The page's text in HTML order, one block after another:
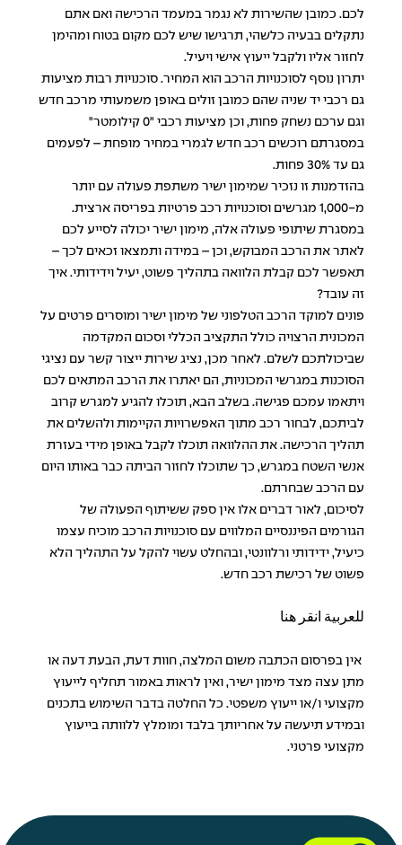
לכם. כמובן שהשירות לא נגמר במעמד הרכישה ואם אתם
נתקלים בבעיה כלשהי, תרגישו שיש לכם מקום בטוח ומהימן
לחזור אליו ולקבל ייעוץ אישי ויעיל.
יתרון נוסף לסוכנויות הרכב הוא המחיר. סוכנויות רבות מציעות
גם רכבי יד שניה שהם כמובן זולים באופן משמעותי מרכב חדש
וגם ערכם נשחק פחות, וכן מציעות רכבי "0 קילומטר"
במסגרתם רוכשים רכב חדש לגמרי במחיר מופחת – לפעמים
גם עד 30% פחות.
בהזדמנות זו נזכיר שמימון ישיר משתפת פעולה עם יותר
מ-1,000 מגרשים וסוכנויות רכב פרטיות בפריסה ארצית.
במסגרת שיתופי פעולה אלה, מימון ישיר יכולה לסייע לכם
לאתר את הרכב המבוקש, וכן – במידה ותמצאו זכאים לכך –
תאפשר לכם קבלת הלוואה בתהליך פשוט, יעיל וידידותי. איך
זה עובד?
פונים למוקד הרכב הטלפוני של מימון ישיר ומוסרים פרטים על
המכונית הרצויה כולל התקציב הכללי וסכום המקדמה
שביכולתכם לשלם. לאחר מכן, נציג שירות ייצור קשר עם נציגי
הסוכנות במגרשי המכוניות, הם יאתרו את הרכב המתאים לכם
ויתאמו עמכם פגישה. בשלב הבא, תוכלו להגיע למגרש קרוב
לביתכם, לבחור רכב מתוך האפשרויות הקיימות ולהשלים את
תהליך הרכישה. את ההלוואה תוכלו לקבל באופן מידי בעזרת
אנשי השטח במגרש, כך שתוכלו לחזור הביתה כבר באותו היום
עם הרכב שבחרתם.
לסיכום, לאור דברים אלו אין ספק ששיתוף הפעולה של
הגורמים הפיננסיים המלווים עם סוכנויות הרכב מוכיח עצמו
כיעיל, ידידותי ורלוונטי, ובהחלט עשוי להקל על התהליך הלא
פשוט של רכישת רכב חדש.
للعربية انقر هنا
אין בפרסום הכתבה משום המלצה, חוות דעת, הבעת דעה או
מתן עצה מצד מימון ישיר, ואין לראות באמור תחליף לייעוץ
מקצועי ו/או ייעוץ משפטי. כל החלטה בדבר השימוש בתכנים
ובמידע תיעשה על אחריותך בלבד ומומלץ ללוותה בייעוץ
מקצועי פרטני.